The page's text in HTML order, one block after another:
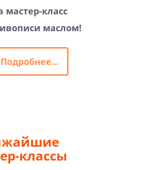
мастер-класс
маслом!
Подробнее...
классы